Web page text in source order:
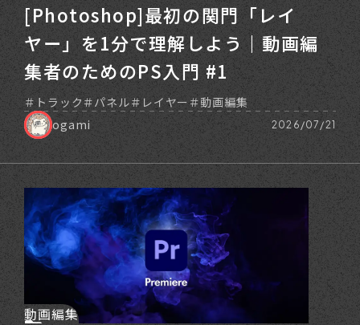
[Photoshop]最初の関門「レイ
ヤー」を1分で理解しよう｜動画編
集者のためのPS入門 #1
トラック パネル レイヤー
動画編集
ogami
2026/07/21
動画編集